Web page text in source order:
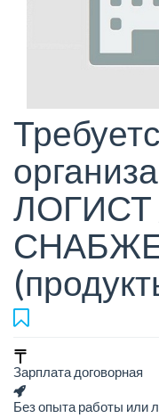
ЛОГИСТ
Зарплата договорная
Без опыта работы или